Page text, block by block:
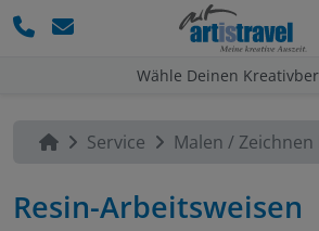
Wähle Deinen
Service Malen /
Resin-Arbeitsweisen